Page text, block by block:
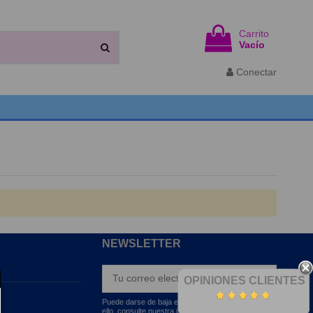
Carrito
Vacío
Conectar
OPINIONES CLIENTES
NEWSLETTER
Puede darse de baja en cualquier momento. Para
ello, consulte nuestra información de contacto en